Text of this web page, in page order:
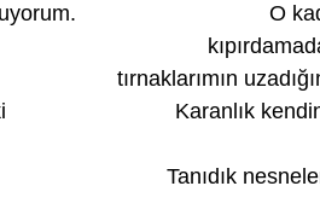
O
tırnaklarımın
Karanlık
Tanıdık